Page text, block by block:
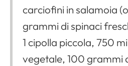
carciofini in salamoia
grammi di spinaci
1 cipolla piccola, 750
vegetale, 100 grammi